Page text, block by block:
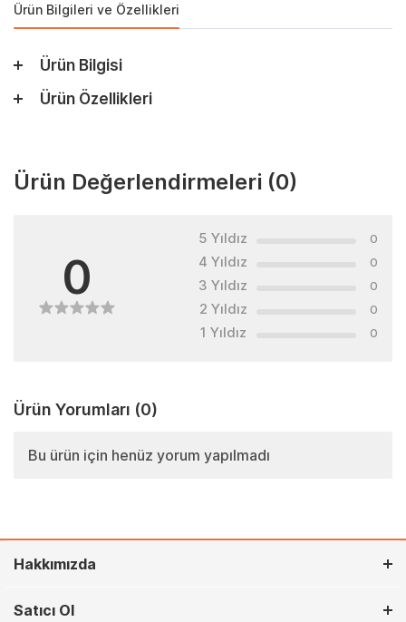
Ürün Bilgileri ve Özellikleri
Ürün Bilgisi
Ürün Özellikleri
Ürün Değerlendirmeleri (0)
0
5 Yıldız 0
4 Yıldız 0
3 Yıldız 0
2 Yıldız 0
1 Yıldız 0
Ürün Yorumları (0)
Bu ürün için henüz yorum yapılmadı
Hakkımızda
Satıcı Ol